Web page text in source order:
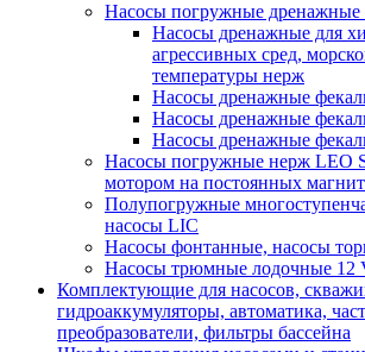
Насосы погружные дренажные
Насосы дренажные для
агрессивных сред,
температуры нерж
Насосы дренажные
Насосы дренажные
Насосы дренажные
Насосы погружные нерж LEO
мотором на постоянных
Полупогружные
насосы LIC
Насосы фонтанные, насосы
Насосы трюмные лодочные 12
Комплектующие для насосов,
гидроаккумуляторы, автоматика,
преобразователи, фильтры бассейна